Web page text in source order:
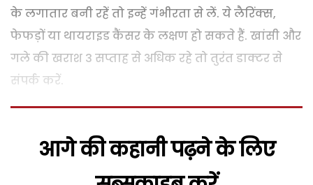
के लगातार बनी रहें तो इन्हें गंभीरता से लें. ये लैरिंक्स,
फेफड़ों या थायराइड कैंसर के लक्षण हो सकते हैं. खांसी और
गले की खराश 3 सप्ताह से अधिक रहे तो तुरंत डाक्टर से
संपर्क करें.
आगे की कहानी पढ़ने के लिए